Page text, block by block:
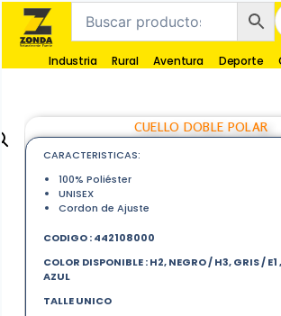
Industria Rural Aventura Deporte
CUELLO DOBLE POLAR
CARACTERISTICAS:
100% Poliéster
UNISEX
Cordon de Ajuste
CODIGO : 442108000
COLOR DISPONIBLE : H2, NEGRO / H3, GRIS / E1
AZUL
TALLE UNICO